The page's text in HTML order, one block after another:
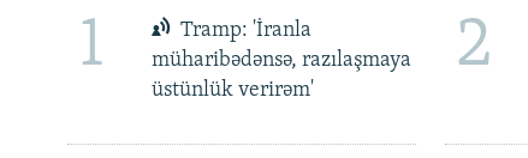
1
Tramp: 'İranla
müharibədənsə, razılaşmaya
üstünlük verirəm'
2